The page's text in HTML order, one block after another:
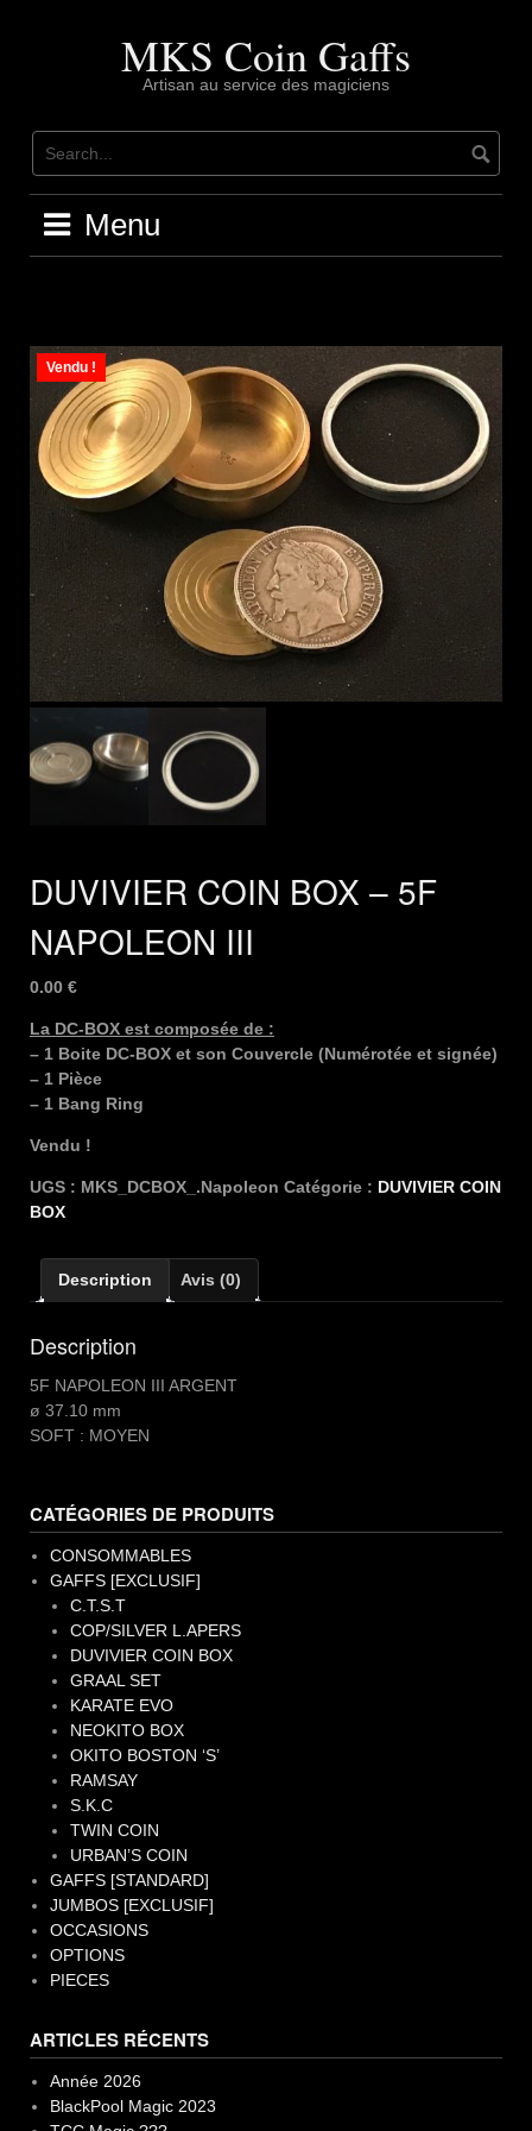
MKS Coin Gaffs
Artisan au service des magiciens
Menu
Vendu !
DUVIVIER COIN BOX – 5F
NAPOLEON III
0.00 €
La DC-BOX est composée de :
– 1 Boite DC-BOX et son Couvercle (Numérotée et signée)
– 1 Pièce
– 1 Bang Ring
Vendu !
UGS : MKS_DCBOX_.Napoleon Catégorie : DUVIVIER COIN
BOX
Description Avis (0)
Description
5F NAPOLEON III ARGENT
ø 37.10 mm
SOFT : MOYEN
CATÉGORIES DE PRODUITS
CONSOMMABLES
GAFFS [EXCLUSIF]
C.T.S.T
COP/SILVER L.APERS
DUVIVIER COIN BOX
GRAAL SET
KARATE EVO
NEOKITO BOX
OKITO BOSTON ‘S’
RAMSAY
S.K.C
TWIN COIN
URBAN’S COIN
GAFFS [STANDARD]
JUMBOS [EXCLUSIF]
OCCASIONS
OPTIONS
PIECES
ARTICLES RÉCENTS
Année 2026
BlackPool Magic 2023